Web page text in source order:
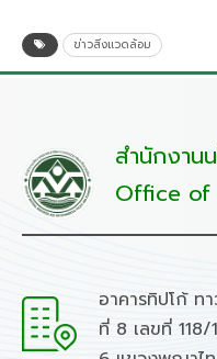
ข่าวสิ่งแวดล้อม
สำนักงาน
Office of
อาคารทิปโก้ ท
ที่ 8 เลขที่ 118/